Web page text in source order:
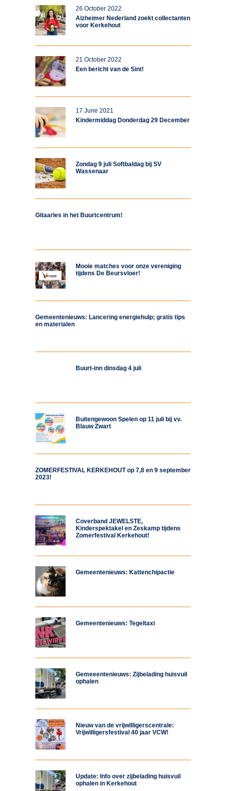
26 October 2022
Alzheimer Nederland zoekt collectanten
voor Kerkehout
21 October 2022
Een bericht van de Sint!
17 June 2021
Kindermiddag Donderdag 29 December
Zondag 9 juli Softbaldag bij SV
Wassenaar
Gitaarles in het Buurtcentrum!
Mooie matches voor onze vereniging
tijdens De Beursvloer!
Gemeentenieuws: Lancering energiehulp; gratis tips
en materialen
Buurt-inn dinsdag 4 juli
Buitengewoon Spelen op 11 juli bij vv.
Blauw Zwart
ZOMERFESTIVAL KERKEHOUT op 7,8 en 9 september
2023!
Coverband JEWELSTE,
Kinderspektakel en Zeskamp tijdens
Zomerfestival Kerkehout!
Gemeentenieuws: Kattenchipactie
Gemeentenieuws: Tegeltaxi
Gemeeentenieuws: Zijbelading huisvuil
ophalen
Nieuw van de vrijwilligerscentrale:
Vrijwilligersfestival 40 jaar VCW!
Update: Info over zijbelading huisvuil
ophalen in Kerkehout